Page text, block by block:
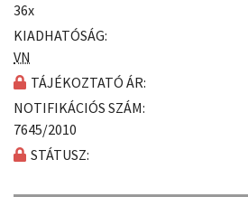
36x
KIADHATÓSÁG:
VN
TÁJÉKOZTATÓ ÁR:
NOTIFIKÁCIÓS SZÁM:
7645/2010
STÁTUSZ: